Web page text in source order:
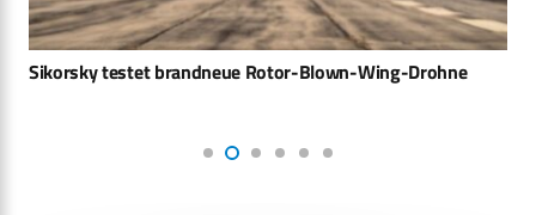
Sikorsky testet brandneue Rotor-Blown-Wing-Drohne